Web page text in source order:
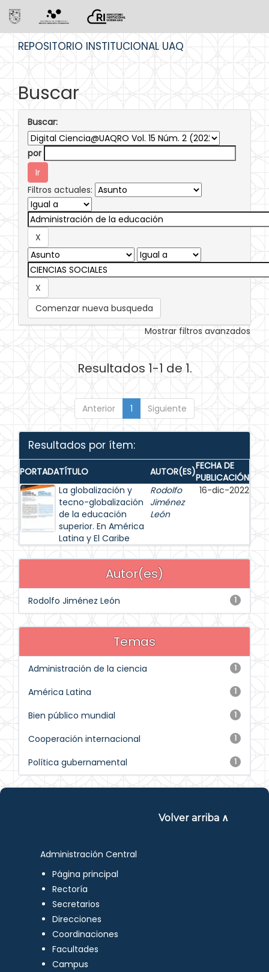
REPOSITORIO INSTITUCIONAL UAQ
Buscar
Buscar:
por
Filtros actuales:
Comenzar nueva busqueda
Mostrar filtros avanzados
Resultados 1-1 de 1.
Anterior 1 Siguiente
Resultados por ítem:
PORTADATÍTULO AUTOR(ES)FECHA DE
PUBLICACIÓN
La globalización y
tecno-globalización
de la educación
superior. En América
Latina y El Caribe
Rodolfo
Jiménez
León
16-dic-2022
Autor(es)
1
Rodolfo Jiménez León
Temas
1
Administración de la ciencia
1
América Latina
1
Bien público mundial
1
Cooperación internacional
1
Política gubernamental
Volver arriba ∧
Administración Central
Página principal
Rectoría
Secretarios
Direcciones
Coordinaciones
Facultades
Campus